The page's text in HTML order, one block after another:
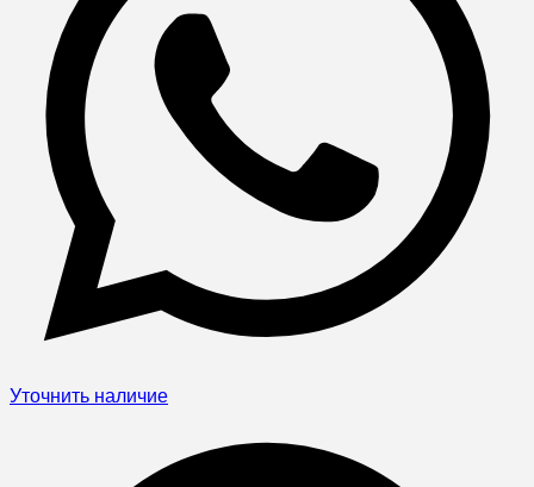
Уточнить наличие